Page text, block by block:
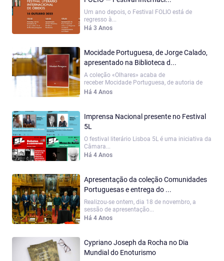
Um ano depois, o Festival FOLIO está de
regresso à...
Há 3 Anos
Mocidade Portuguesa, de Jorge Calado,
apresentado na Biblioteca d...
A coleção «Olhares» acaba de
receber Mocidade Portuguesa, de autoria de
Jorge...
Há 4 Anos
Imprensa Nacional presente no Festival
5L
O festival literário Lisboa 5L é uma iniciativa da
Câmara...
Há 4 Anos
Apresentação da coleção Comunidades
Portuguesas e entrega do ...
Realizou-se ontem, dia 18 de novembro, a
sessão de apresentação...
Há 4 Anos
Cypriano Joseph da Rocha no Dia
Mundial do Enoturismo